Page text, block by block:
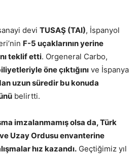
devi TUSAŞ (TAI), İspanyol
F-5 uçaklarının yerine
teklif etti. Orgeneral Carbo,
öne çıktığını ve İspanya
uzun süredir bu konuda
belirtti.
imzalanmamış olsa da, Türk
Uzay Ordusu envanterine
hız kazandı. Geçtiğimiz yıl